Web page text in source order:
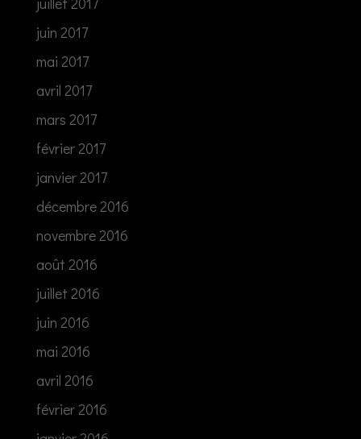
juin 2017
mai 2017
avril 2017
mars 2017
février 2017
janvier 2017
décembre 2016
novembre 2016
août 2016
juillet 2016
juin 2016
mai 2016
avril 2016
février 2016